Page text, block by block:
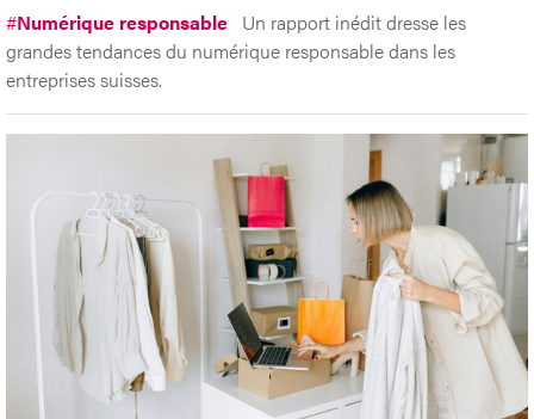
#Numérique responsable Un rapport inédit dresse les
grandes tendances du numérique responsable dans les
entreprises suisses.